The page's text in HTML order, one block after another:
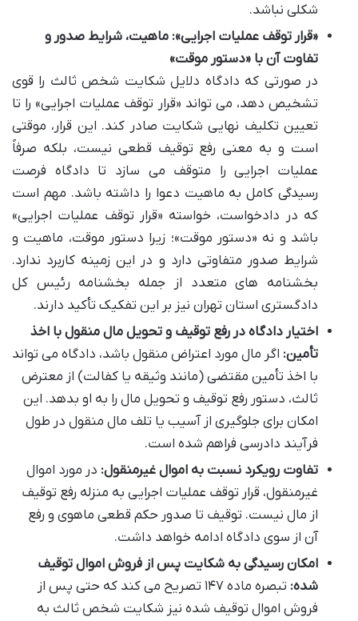
شکلی نباشد.
«قرار توقف عملیات اجرایی»: ماهیت، شرایط صدور و
تفاوت آن با «دستور موقت»
در صورتی که دادگاه دلایل شکایت شخص ثالث را قوی
تشخیص دهد، می تواند «قرار توقف عملیات اجرایی» را تا
تعیین تکلیف نهایی شکایت صادر کند. این قرار، موقتی
است و به معنی رفع توقیف قطعی نیست، بلکه صرفاً
عملیات اجرایی را متوقف می سازد تا دادگاه فرصت
رسیدگی کامل به ماهیت دعوا را داشته باشد. مهم است
که در دادخواست، خواسته «قرار توقف عملیات اجرایی»
باشد و نه «دستور موقت»؛ زیرا دستور موقت، ماهیت و
شرایط صدور متفاوتی دارد و در این زمینه کاربرد ندارد.
بخشنامه های متعدد از جمله بخشنامه رئیس کل
دادگستری استان تهران نیز بر این تفکیک تأکید دارند.
اختیار دادگاه در رفع توقیف و تحویل مال منقول با اخذ
تأمین: اگر مال مورد اعتراض منقول باشد، دادگاه می تواند
با اخذ تأمین مقتضی (مانند وثیقه یا کفالت) از معترض
ثالث، دستور رفع توقیف و تحویل مال را به او بدهد. این
امکان برای جلوگیری از آسیب یا تلف مال منقول در طول
فرآیند دادرسی فراهم شده است.
تفاوت رویکرد نسبت به اموال غیرمنقول: در مورد اموال
غیرمنقول، قرار توقف عملیات اجرایی به منزله رفع توقیف
از مال نیست. توقیف تا صدور حکم قطعی ماهوی و رفع
آن از سوی دادگاه ادامه خواهد داشت.
امکان رسیدگی به شکایت پس از فروش اموال توقیف
شده:
تبصره ماده ۱۴۷ تصریح می کند که حتی پس از
فروش اموال توقیف شده نیز شکایت شخص ثالث به